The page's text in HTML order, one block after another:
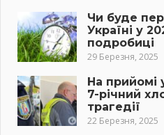
Чи буде
Україні у
подробиці
29 Березня, 2025
На прийомі
7-річний
трагедії
22 Березня, 2025